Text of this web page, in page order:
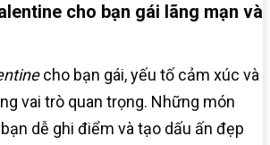
cho bạn gái lãng mạn và
cho bạn gái, yếu tố cảm xúc và
vai trò quan trọng. Những món
dễ ghi điểm và tạo dấu ấn đẹp